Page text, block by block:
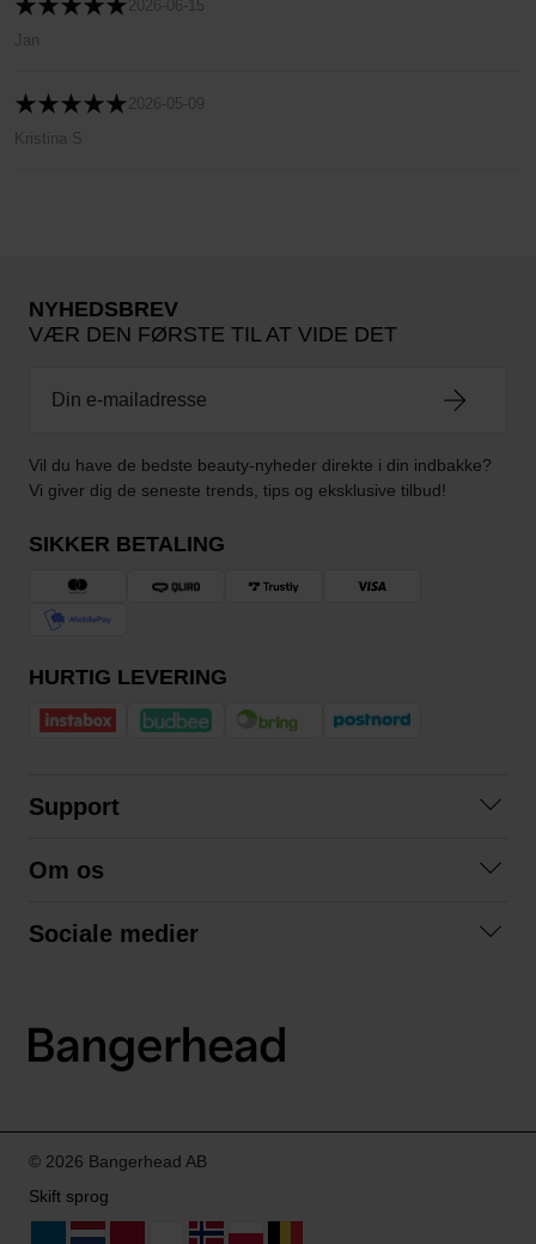
2026-06-15
Jan
2026-05-09
Kristina S
NYHEDSBREV
VÆR DEN FØRSTE TIL AT VIDE DET
Vil du have de bedste beauty-nyheder direkte i din indbakke?
Vi giver dig de seneste trends, tips og eksklusive tilbud!
SIKKER BETALING
HURTIG LEVERING
Support
Betingelser
Om os
Sociale medier
LinkedIn
© 2026 Bangerhead AB
Skift sprog